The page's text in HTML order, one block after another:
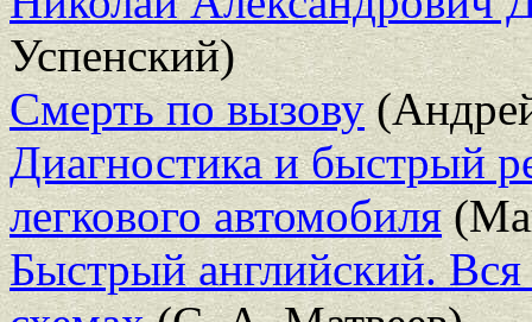
Успенский)
Смерть по вызову
Диагностика и быстрый
легкового автомобиля
Быстрый английский. Вся